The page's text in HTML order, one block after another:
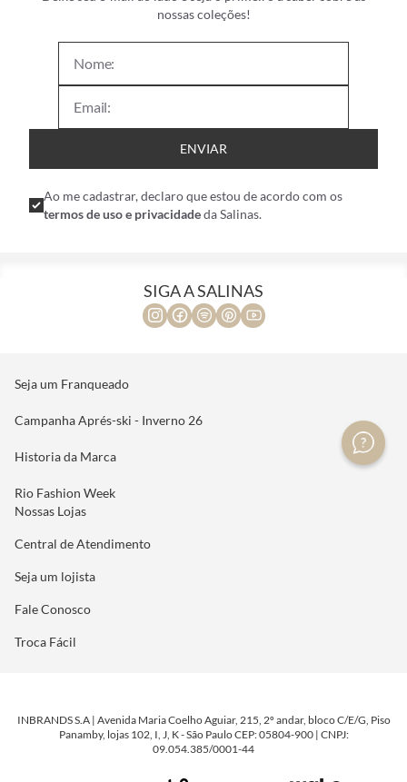
nossas coleções!
ENVIAR
Ao me cadastrar, declaro que estou de acordo com os
termos de uso e privacidadeda Salinas.
SIGA A SALINAS
Seja um Franqueado
Campanha Aprés-ski - Inverno 26
Historia da Marca
Rio Fashion Week
Nossas Lojas
Central de Atendimento
Seja um lojista
Fale Conosco
Troca Fácil
INBRANDS S.A | Avenida Maria Coelho Aguiar, 215, 2º andar, bloco C/E/G, Piso
Panamby, lojas 102, I, J, K - São Paulo CEP: 05804-900 | CNPJ:
09.054.385/0001-44